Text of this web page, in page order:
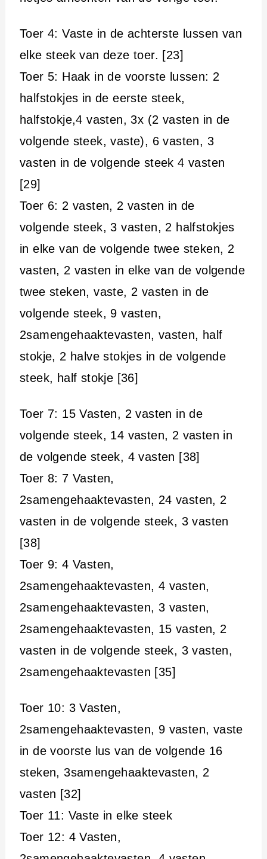
Toer 4: Vaste in de achterste lussen van
elke steek van deze toer. [23]
Toer 5: Haak in de voorste lussen: 2
halfstokjes in de eerste steek,
halfstokje,4 vasten, 3x (2 vasten in de
volgende steek, vaste), 6 vasten, 3
vasten in de volgende steek 4 vasten
[29]
Toer 6: 2 vasten, 2 vasten in de
volgende steek, 3 vasten, 2 halfstokjes
in elke van de volgende twee steken, 2
vasten, 2 vasten in elke van de volgende
twee steken, vaste, 2 vasten in de
volgende steek, 9 vasten,
2samengehaaktevasten, vasten, half
stokje, 2 halve stokjes in de volgende
steek, half stokje [36]
Toer 7: 15 Vasten, 2 vasten in de
volgende steek, 14 vasten, 2 vasten in
de volgende steek, 4 vasten [38]
Toer 8: 7 Vasten,
2samengehaaktevasten, 24 vasten, 2
vasten in de volgende steek, 3 vasten
[38]
Toer 9: 4 Vasten,
2samengehaaktevasten, 4 vasten,
2samengehaaktevasten, 3 vasten,
2samengehaaktevasten, 15 vasten, 2
vasten in de volgende steek, 3 vasten,
2samengehaaktevasten [35]
Toer 10: 3 Vasten,
2samengehaaktevasten, 9 vasten, vaste
in de voorste lus van de volgende 16
steken, 3samengehaaktevasten, 2
vasten [32]
Toer 11: Vaste in elke steek
Toer 12: 4 Vasten,